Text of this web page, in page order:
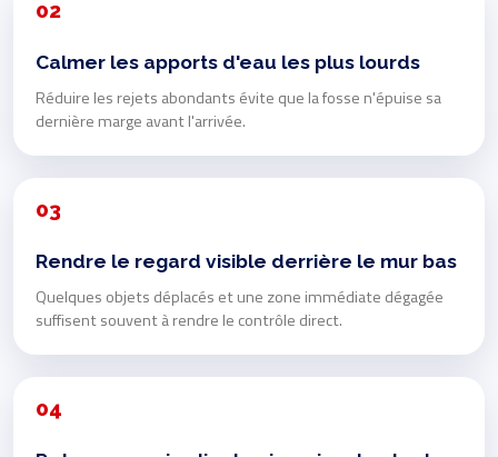
02
Calmer les apports d'eau les plus lourds
Réduire les rejets abondants évite que la fosse n'épuise sa
dernière marge avant l'arrivée.
03
Rendre le regard visible derrière le mur bas
Quelques objets déplacés et une zone immédiate dégagée
suffisent souvent à rendre le contrôle direct.
04